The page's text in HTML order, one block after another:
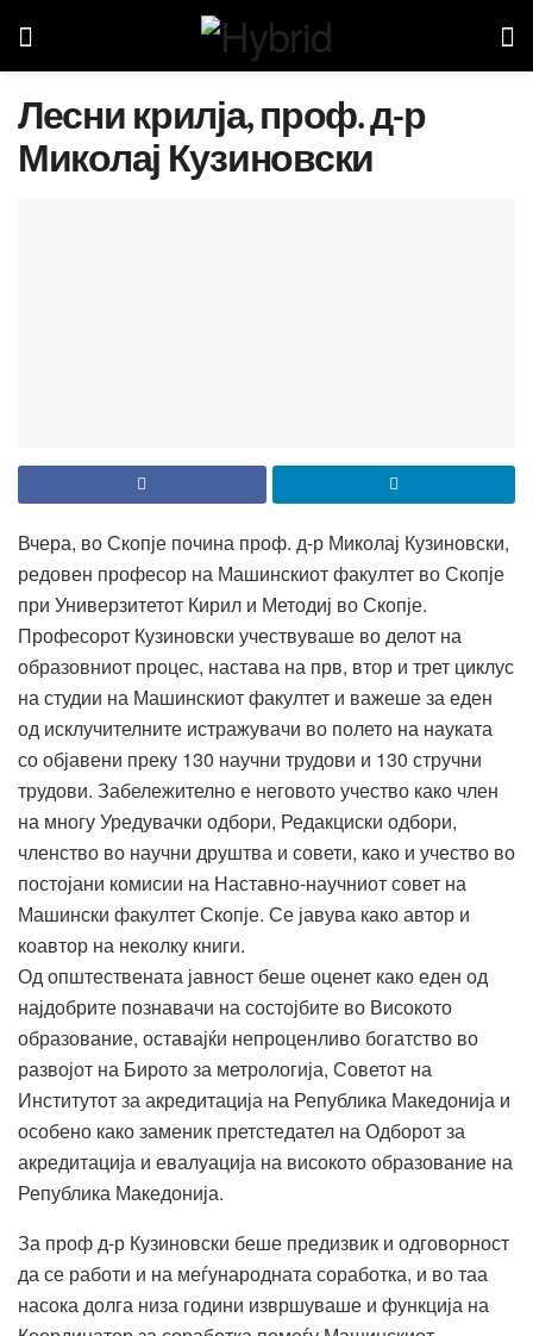
Лесни крилја, проф. д-р
Миколај Кузиновски
Вчера, во Скопје почина проф. д-р Миколај Кузиновски,
редовен професор на Машинскиот факултет во Скопје
при Универзитетот Кирил и Методиј во Скопје.
Професорот Кузиновски учествуваше во делот на
образовниот процес, настава на прв, втор и трет циклус
на студии на Машинскиот факултет и важеше за еден
од исклучителните истражувачи во полето на науката
со објавени преку 130 научни трудови и 130 стручни
трудови. Забележително е неговото учество како член
на многу Уредувачки одбори, Редакциски одбори,
членство во научни друштва и совети, како и учество во
постојани комисии на Наставно-научниот совет на
Машински факултет Скопје. Се јавува како автор и
коавтор на неколку книги.
Од општествената јавност беше оценет како еден од
најдобрите познавачи на состојбите во Високото
образование, оставајќи непроценливо богатство во
развојот на Бирото за метрологија, Советот на
Институтот за акредитација на Република Македонија и
особено како заменик претстедател на Одборот за
акредитација и евалуација на високото образование на
Република Македонија.
За проф д-р Кузиновски беше предизвик и одговорност
да се работи и на меѓународната соработка, и во таа
насока долга низа години извршуваше и функција на